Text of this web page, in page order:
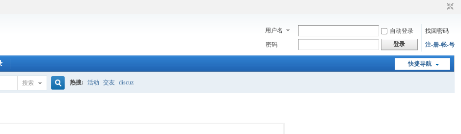
用户名 自动登录
找回密码
密码
登录 注-册-帐-号
快捷导航
搜索 热搜: 活动 交友 discuz